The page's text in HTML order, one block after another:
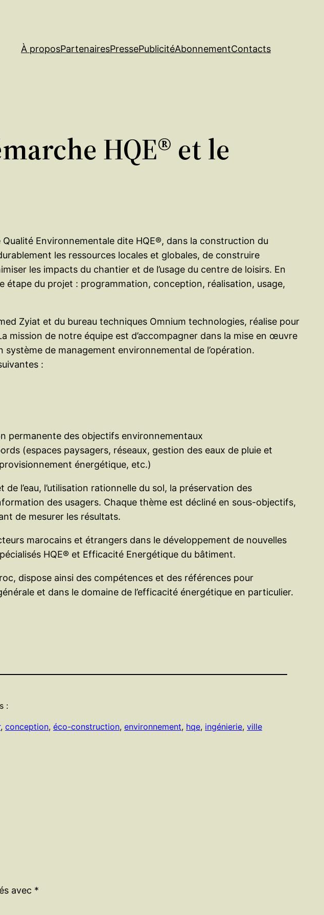
À proposPartenairesPressePublicitéAbonnementContacts
HQE® et le
Environnementale dite HQE®, dans la construction du
les ressources locales et globales, de construire
les impacts du chantier et de l’usage du centre de loisirs. En
étape du projet : programmation, conception, réalisation, usage,
Zyiat et du bureau techniques Omnium technologies, réalise pour
mission de notre équipe est d’accompagner dans la mise en œuvre
de management environnemental de l’opération.
:
permanente des objectifs environnementaux
(espaces paysagers, réseaux, gestion des eaux de pluie et
énergétique, etc.)
l’eau, l’utilisation rationnelle du sol, la préservation des
des usagers. Chaque thème est décliné en sous-objectifs,
de mesurer les résultats.
marocains et étrangers dans le développement de nouvelles
HQE® et Efficacité Energétique du bâtiment.
dispose ainsi des compétences et des références pour
et dans le domaine de l’efficacité énergétique en particulier.
:
, conception, éco-construction, environnement, hqe, ingénierie, ville
avec *